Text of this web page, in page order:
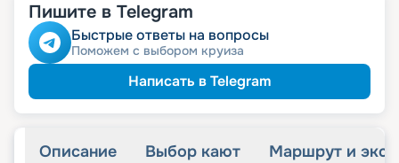
Пишите в Telegram
Быстрые ответы на вопросы
Поможем с выбором круиза
Написать в Telegram
Описание Выбор кают Маршрут и